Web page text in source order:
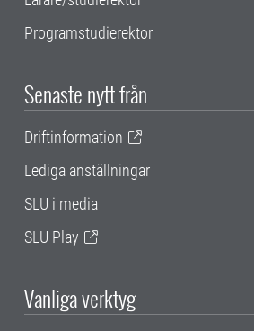
Programstudierektor
Senaste nytt från
Driftinformation
Lediga anställningar
SLU i media
SLU Play
Vanliga verktyg